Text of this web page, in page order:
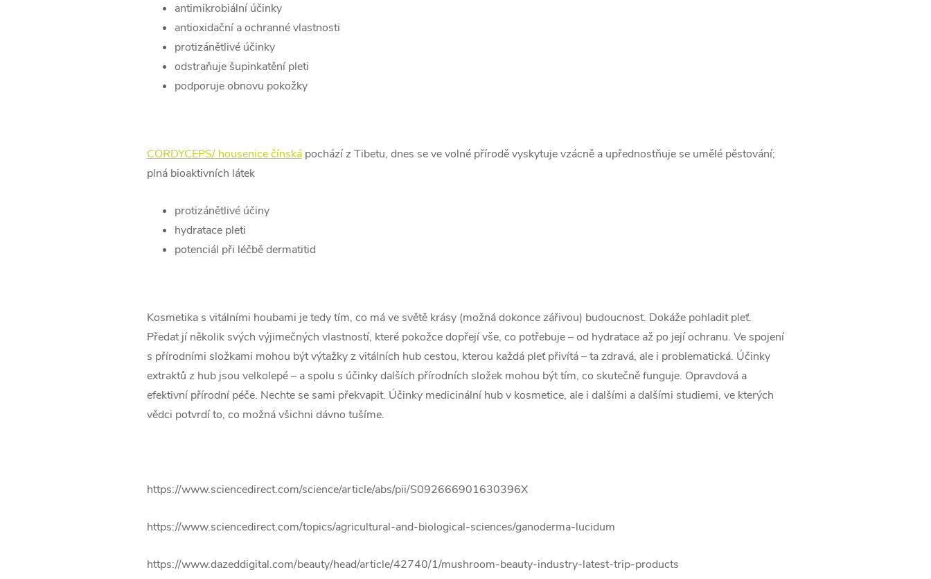
antimikrobiální účinky
antioxidační a ochranné vlastnosti
protizánětlivé účinky
odstraňuje šupinkatění pleti
podporuje obnovu pokožky
CORDYCEPS/ housenice čínskápochází z Tibetu, dnes se ve volné přírodě vyskytuje vzácně a upřednostňuje se umělé pěstování;
plná bioaktivních látek
protizánětlivé účiny
hydratace pleti
potenciál při léčbě dermatitid
Kosmetika s vitálními houbami je tedy tím, co má ve světě krásy (možná dokonce zářivou) budoucnost. Dokáže pohladit pleť.
Předat jí několik svých výjimečných vlastností, které pokožce dopřejí vše, co potřebuje – od hydratace až po její ochranu. Ve spojení
s přírodními složkami mohou být výtažky z vitálních hub cestou, kterou každá pleť přivítá – ta zdravá, ale i problematická. Účinky
extraktů z hub jsou velkolepé – a spolu s účinky dalších přírodních složek mohou být tím, co skutečně funguje. Opravdová a
efektivní přírodní péče. Nechte se sami překvapit. Účinky medicinální hub v kosmetice, ale i dalšími a dalšími studiemi, ve kterých
vědci potvrdí to, co možná všichni dávno tušíme.
https://www.sciencedirect.com/science/article/abs/pii/S092666901630396X
https://www.sciencedirect.com/topics/agricultural-and-biological-sciences/ganoderma-lucidum
https://www.dazeddigital.com/beauty/head/article/42740/1/mushroom-beauty-industry-latest-trip-products